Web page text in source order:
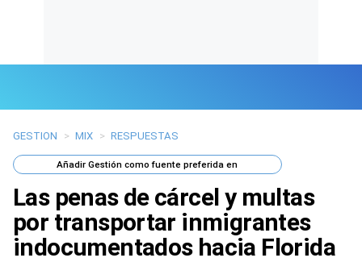
Últimas Noticias
Mi Bolsillo
Respuestas
Gente
GESTION > MIX > RESPUESTAS
AñadirGestión como fuente preferida en
Las penas de cárcel y multas
por transportar inmigrantes
indocumentados hacia Florida